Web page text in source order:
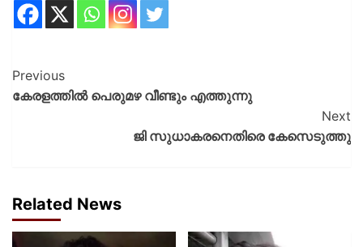
Previous
കേരളത്തിൽ പെരുമഴ വീണ്ടും എത്തുന്നു
Next
ജി സുധാകരനെതിരെ കേസെടുത്തു
Related News